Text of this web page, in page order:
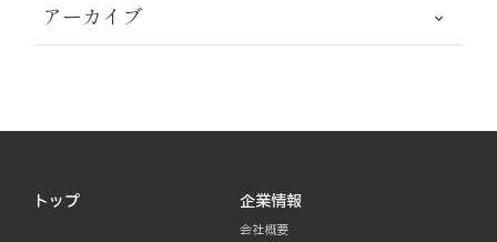
アーカイブ
トップ 企業情報
会社概要